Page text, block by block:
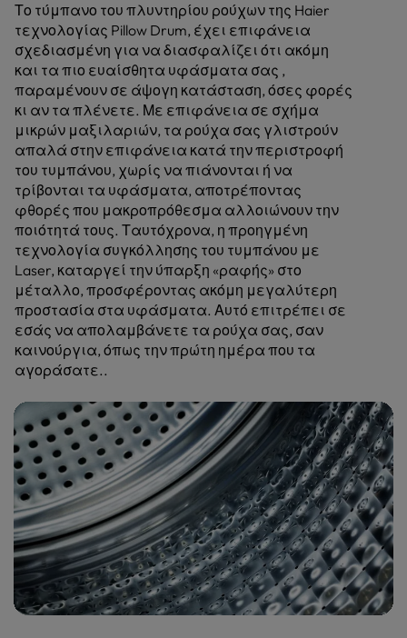
Το τύμπανο του πλυντηρίου ρούχων της Haier
τεχνολογίας Pillow Drum, έχει επιφάνεια
σχεδιασμένη για να διασφαλίζει ότι ακόμη
και τα πιο ευαίσθητα υφάσματα σας ,
παραμένουν σε άψογη κατάσταση, όσες φορές
κι αν τα πλένετε. Με επιφάνεια σε σχήμα
μικρών μαξιλαριών, τα ρούχα σας γλιστρούν
απαλά στην επιφάνεια κατά την περιστροφή
του τυμπάνου, χωρίς να πιάνονται ή να
τρίβονται τα υφάσματα, αποτρέποντας
φθορές που μακροπρόθεσμα αλλοιώνουν την
ποιότητά τους. Ταυτόχρονα, η προηγμένη
τεχνολογία συγκόλλησης του τυμπάνου με
Laser, καταργεί την ύπαρξη «ραφής» στο
μέταλλο, προσφέροντας ακόμη μεγαλύτερη
προστασία στα υφάσματα. Αυτό επιτρέπει σε
εσάς να απολαμβάνετε τα ρούχα σας, σαν
καινούργια, όπως την πρώτη ημέρα που τα
αγοράσατε..